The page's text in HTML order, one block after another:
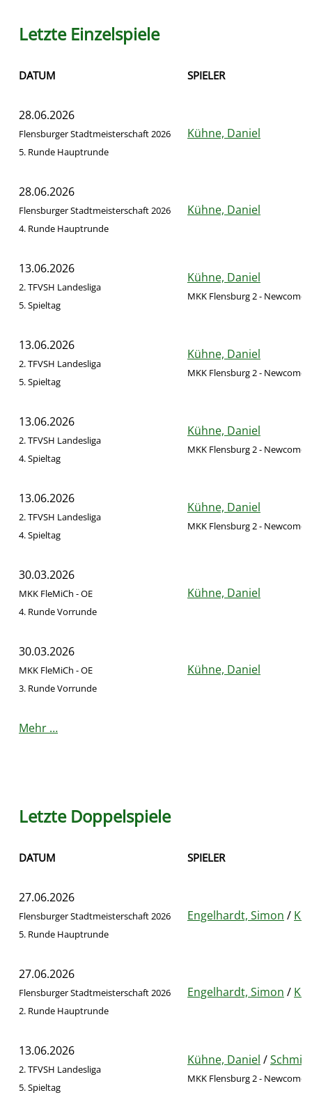
Letzte Einzelspiele
DATUM SPIELER
28.06.2026
Flensburger Stadtmeisterschaft 2026
5. Runde Hauptrunde
Kühne, Daniel
28.06.2026
Flensburger Stadtmeisterschaft 2026
4. Runde Hauptrunde
Kühne, Daniel
13.06.2026
2. TFVSH Landesliga
5. Spieltag
Kühne, Daniel
MKK Flensburg 2 - Newcomer
13.06.2026
2. TFVSH Landesliga
5. Spieltag
Kühne, Daniel
MKK Flensburg 2 - Newcomer
13.06.2026
2. TFVSH Landesliga
4. Spieltag
Kühne, Daniel
MKK Flensburg 2 - Newcomer
13.06.2026
2. TFVSH Landesliga
4. Spieltag
Kühne, Daniel
MKK Flensburg 2 - Newcomer
30.03.2026
MKK FleMiCh - OE
4. Runde Vorrunde
Kühne, Daniel
30.03.2026
MKK FleMiCh - OE
3. Runde Vorrunde
Kühne, Daniel
Mehr …
Letzte Doppelspiele
DATUM SPIELER
27.06.2026
Flensburger Stadtmeisterschaft 2026
5. Runde Hauptrunde
Engelhardt, Simon /
27.06.2026
Flensburger Stadtmeisterschaft 2026
2. Runde Hauptrunde
Engelhardt, Simon /
13.06.2026
2. TFVSH Landesliga
5. Spieltag
Kühne, Daniel /
MKK Flensburg 2 - Newcomer